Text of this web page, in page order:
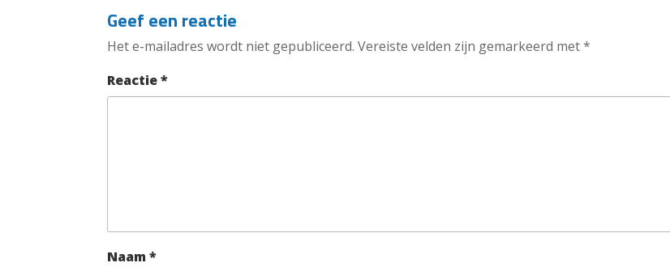
Geef een reactie
Het e-mailadres wordt niet gepubliceerd. Vereiste velden zijn gemarkeerd met*
Reactie*
Naam *